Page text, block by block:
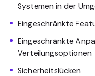
Systemen in der
Eingeschränkte
Eingeschränkte
Verteilungsoptionen
Sicherheitslücken